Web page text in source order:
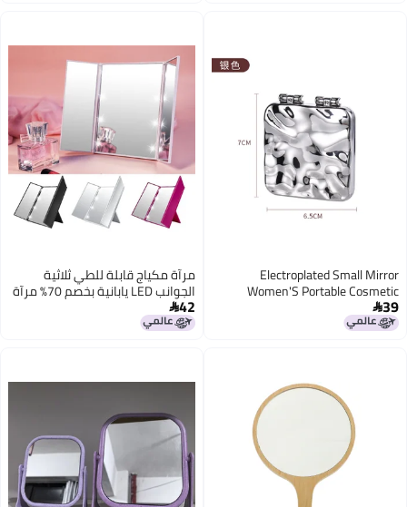
مرآة مكياج قابلة للطي ثلاثية
الجوانب LED يابانية بخصم 70% مرآة
محمولة مرآة تجميل مكتبية قابلة
للطي مرآة مكياج LED